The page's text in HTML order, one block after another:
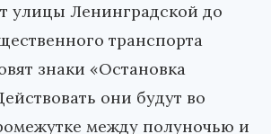
улицы Ленинградской до
транспорта
знаки «Остановка
они будут во
между полуночью и